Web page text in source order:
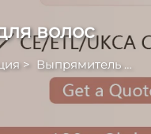
волос
> Выпрямитель для волос